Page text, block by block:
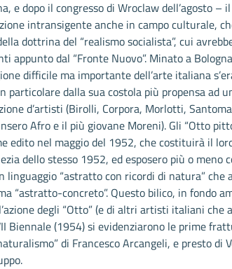
e dopo il congresso di Wroclaw dell’agosto
intransigente anche in campo culturale,
dottrina del “realismo socialista”, cui
appunto dal “Fronte Nuovo”. Minato a
difficile ma importante dell’arte italiana
particolare dalla sua costola più propensa ad
d’artisti (Birolli, Corpora, Morlotti,
Afro e il più giovane Moreni). Gli “Otto
edito nel maggio del 1952, che costituirà il
dello stesso 1952, ed esposero più o
linguaggio “astratto con ricordi di natura” che
“astratto-concreto”. Questo bilico, in fondo
degli “Otto” (e di altri artisti italiani che
Biennale (1954) si evidenziarono le prime
di Francesco Arcangeli, e presto di